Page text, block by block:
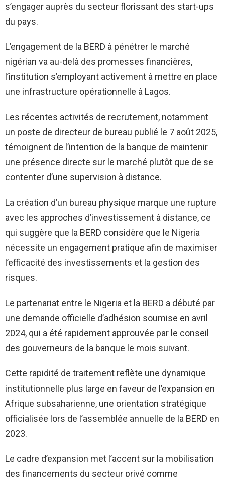
s’engager auprès du secteur florissant des start-ups
du pays.
L’engagement de la BERD à pénétrer le marché
nigérian va au-delà des promesses financières,
l’institution s’employant activement à mettre en place
une infrastructure opérationnelle à Lagos.
Les récentes activités de recrutement, notamment
un poste de directeur de bureau publié le 7 août 2025,
témoignent de l’intention de la banque de maintenir
une présence directe sur le marché plutôt que de se
contenter d’une supervision à distance.
La création d’un bureau physique marque une rupture
avec les approches d’investissement à distance, ce
qui suggère que la BERD considère que le Nigeria
nécessite un engagement pratique afin de maximiser
l’efficacité des investissements et la gestion des
risques.
Le partenariat entre le Nigeria et la BERD a débuté par
une demande officielle d’adhésion soumise en avril
2024, qui a été rapidement approuvée par le conseil
des gouverneurs de la banque le mois suivant.
Cette rapidité de traitement reflète une dynamique
institutionnelle plus large en faveur de l’expansion en
Afrique subsaharienne, une orientation stratégique
officialisée lors de l’assemblée annuelle de la BERD en
2023.
Le cadre d’expansion met l’accent sur la mobilisation
des financements du secteur privé comme